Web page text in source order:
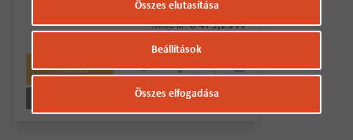
🟢 🛒 🚚
Nettó ár: 8 473,23 Ft
Bruttó ár: 10 761,00 Ft
- + db
Kosárba
Részletek
Összes elutasítása
Beállítások
Összes elfogadása